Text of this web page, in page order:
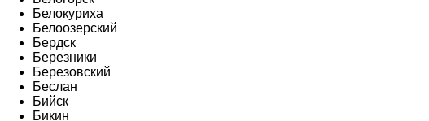
Белокуриха
Белоозерский
Бердск
Березники
Березовский
Беслан
Бийск
Бикин